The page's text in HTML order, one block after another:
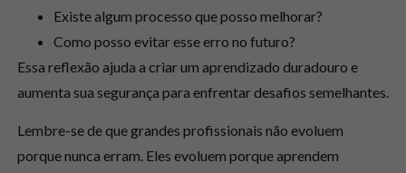
Existe algum processo que posso melhorar?
Como posso evitar esse erro no futuro?
Essa reflexão ajuda a criar um aprendizado duradouro e
aumenta sua segurança para enfrentar desafios semelhantes.
Lembre-se de que grandes profissionais não evoluem
porque nunca erram. Eles evoluem porque aprendem